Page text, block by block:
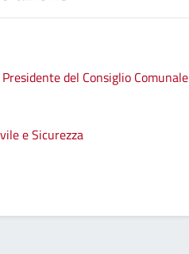
del Consiglio Comunale
e Sicurezza